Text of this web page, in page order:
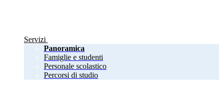
Servizi
Panoramica
Famiglie e studenti
Personale scolastico
Percorsi di studio